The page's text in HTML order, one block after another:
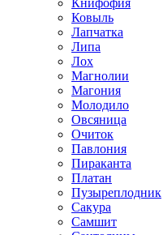
Книфофия
Ковыль
Лапчатка
Липа
Лох
Магнолии
Магония
Молодило
Овсяница
Очиток
Павлония
Пираканта
Платан
Пузыреплодник
Сакура
Самшит